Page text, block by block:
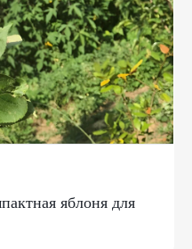
яблоня для